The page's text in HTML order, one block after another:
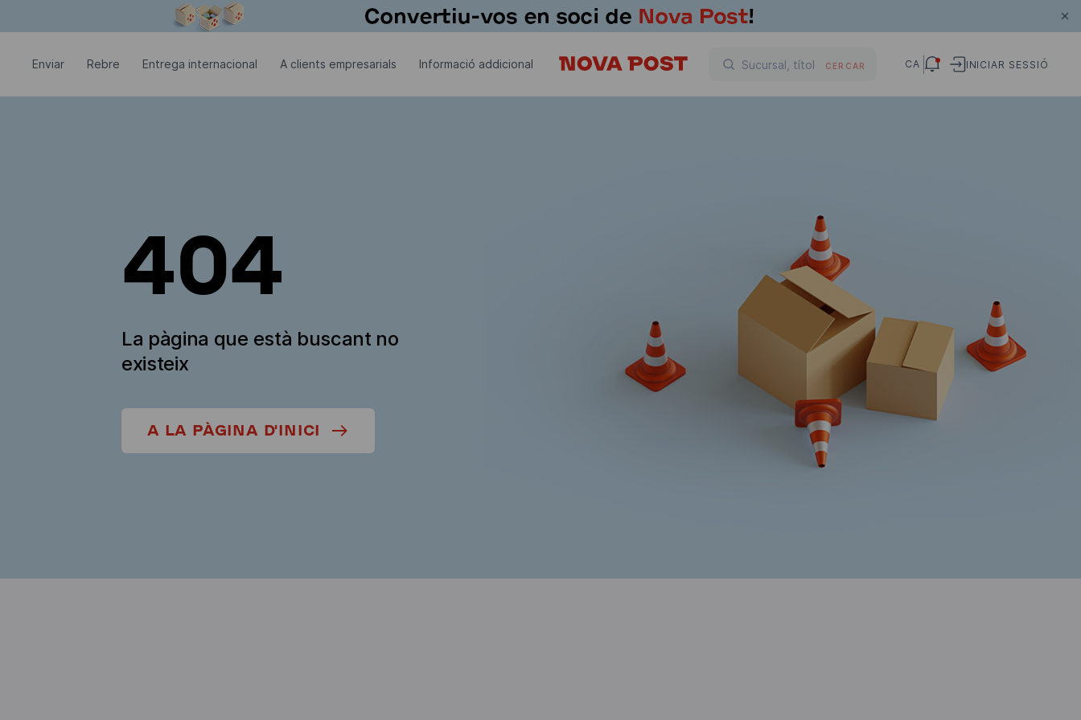
Enviar Rebre Entrega internacional A clients empresarials Informació addicional CERCAR CA INICIAR SESSIÓ
404
La pàgina que està buscant no
existeix
A LA PÀGINA D'INICI
La finestra modal està oberta